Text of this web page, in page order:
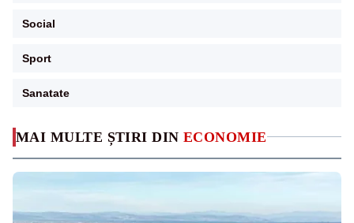
MAI MULTE ȘTIRI DIN ECONOMIE
Social
Sport
Sanatate